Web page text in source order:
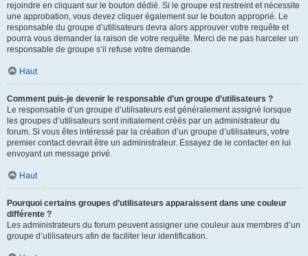
rejoindre en cliquant sur le bouton dédié. Si le groupe est restreint et nécessite
une approbation, vous devez cliquer également sur le bouton approprié. Le
responsable du groupe d’utilisateurs devra alors approuver votre requête et
pourra vous demander la raison de votre requête. Merci de ne pas harceler un
responsable de groupe s’il refuse votre demande.
Haut
Comment puis-je devenir le responsable d’un groupe d’utilisateurs ?
Le responsable d’un groupe d’utilisateurs est généralement assigné lorsque
les groupes d’utilisateurs sont initialement créés par un administrateur du
forum. Si vous êtes intéressé par la création d’un groupe d’utilisateurs, votre
premier contact devrait être un administrateur. Essayez de le contacter en lui
envoyant un message privé.
Haut
Pourquoi certains groupes d’utilisateurs apparaissent dans une couleur
différente ?
Les administrateurs du forum peuvent assigner une couleur aux membres d’un
groupe d’utilisateurs afin de faciliter leur identification.